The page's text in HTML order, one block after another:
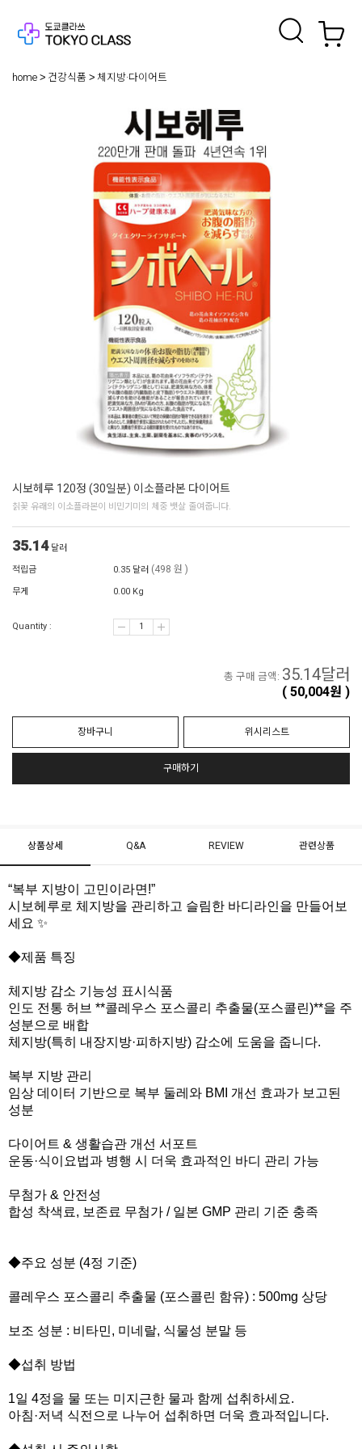
home 건강식품 체지방·다이어트
시보헤루 120정 (30일분) 이소플라본 다이어트
칡꽃 유래의 이소플라본이 비민기미의 체중 뱃살 줄여줍니다.
35.14 달러
적립금
0.35 달러 (498 원 )
무게 0.00 Kg
Quantity :
총 구매 금액: 35.14달러
(50,004원 )
장바구니 위시리스트
구매하기
상품상세 Q&A REVIEW 관련상품
“복부 지방이 고민이라면!”
시보헤루로 체지방을 관리하고 슬림한 바디라인을 만들어보
세요 ✨
◆제품 특징
체지방 감소 기능성 표시식품
인도 전통 허브 **콜레우스 포스콜리 추출물(포스콜린)**을 주
성분으로 배합
체지방(특히 내장지방·피하지방) 감소에 도움을 줍니다.
복부 지방 관리
임상 데이터 기반으로 복부 둘레와 BMI 개선 효과가 보고된
성분
다이어트 & 생활습관 개선 서포트
운동·식이요법과 병행 시 더욱 효과적인 바디 관리 가능
무첨가 & 안전성
합성 착색료, 보존료 무첨가 / 일본 GMP 관리 기준 충족
◆주요 성분 (4정 기준)
콜레우스 포스콜리 추출물 (포스콜린 함유) : 500mg 상당
보조 성분 : 비타민, 미네랄, 식물성 분말 등
◆섭취 방법
1일 4정을 물 또는 미지근한 물과 함께 섭취하세요.
아침·저녁 식전으로 나누어 섭취하면 더욱 효과적입니다.